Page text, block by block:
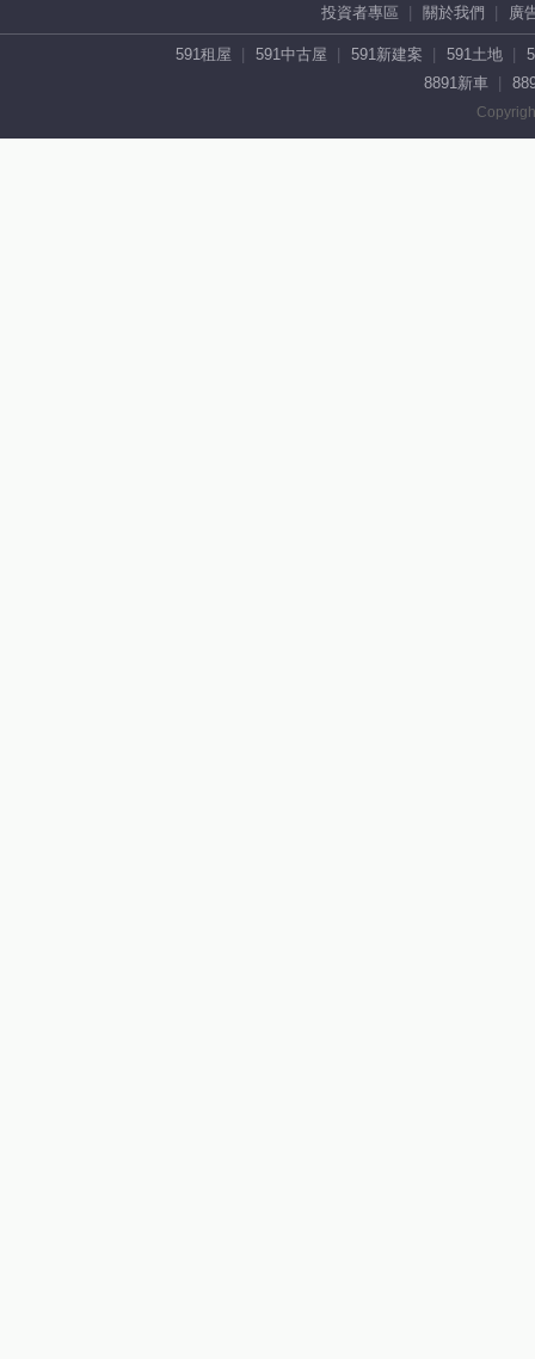
投資者專區 關於我們 廣
591租屋 591中古屋 591新建案 591土地
8891新車